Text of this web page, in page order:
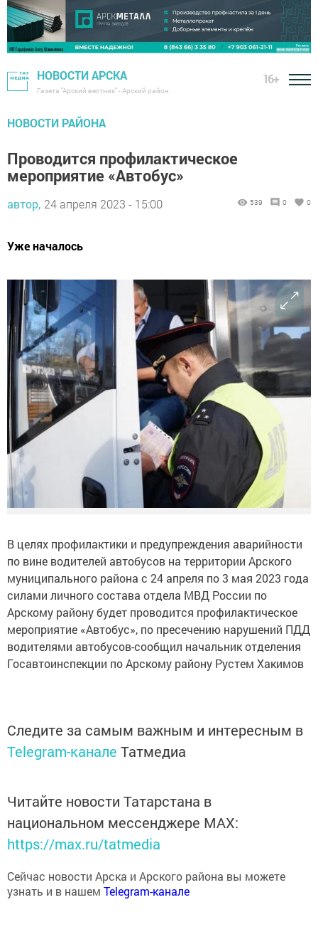
НОВОСТИ АРСКА
Газета "Арский вестник" - Арский район
16+
НОВОСТИ РАЙОНА
Проводится профилактическое
мероприятие «Автобус»
автор, 24 апреля 2023 - 15:00 539 0 0
Уже началось
В целях профилактики и предупреждения аварийности
по вине водителей автобусов на территории Арского
муниципального района с 24 апреля по 3 мая 2023 года
силами личного состава отдела МВД России по
Арскому району будет проводится профилактическое
мероприятие «Автобус», по пресечению нарушений ПДД
водителями автобусов-сообщил начальник отделения
Госавтоинспекции по Арскому району Рустем Хакимов
Следите за самым важным и интересным в
Telegram-канале Татмедиа
Читайте новости Татарстана в
национальном мессенджере MАХ:
https://max.ru/tatmedia
Сейчас новости Арска и Арского района вы можете
узнать и в нашем Telegram-канале